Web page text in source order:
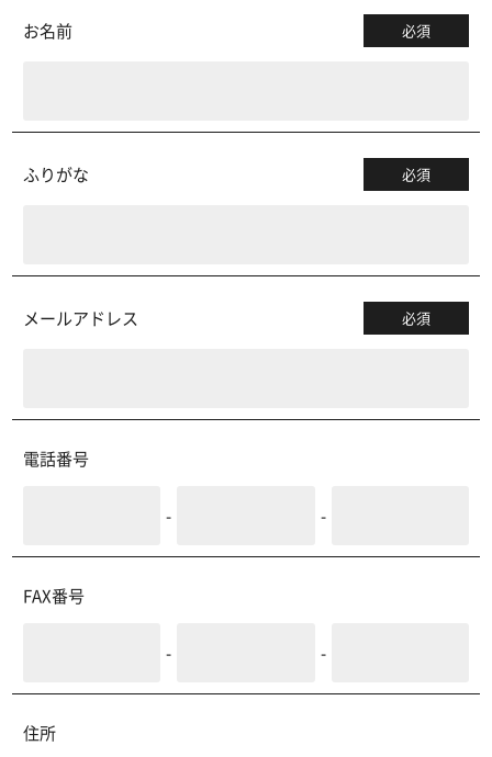
お名前 必須
ふりがな 必須
メールアドレス 必須
電話番号
- -
FAX番号
- -
住所